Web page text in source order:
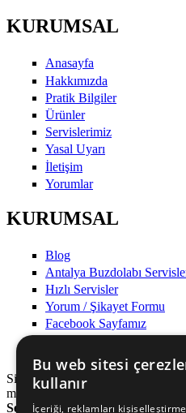
KURUMSAL
Anasayfa
Hakkımızda
Pratik Bilgiler
Ürünler
Servislerimiz
Yasal Uyarı
İletişim
Yorumlar
KURUMSAL
Blog
Antalya Buzdolabı
Hızlı Servisler
Yorum / Şikayet Formu
Facebook Sayfamız
Sitemizde ismi geçen logo ve
markalarıdır. Firmamız, Web
Servis Hizmetisağlamaktadır.
Bu web sitesi
kullanır
İçeriği, reklamları